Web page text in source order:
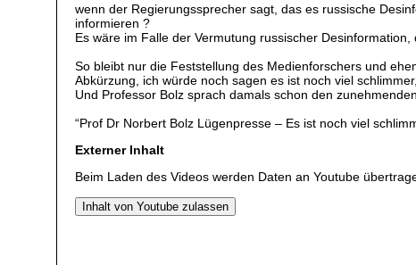
wenn der Regierungssprecher sagt, das es russische
informieren ?
Es wäre im Falle der Vermutung russischer
So bleibt nur die Feststellung des Medienforschers und
Abkürzung, ich würde noch sagen es ist noch viel
Und Professor Bolz sprach damals schon den
“Prof Dr Norbert Bolz Lügenpresse – Es ist noch viel
Externer Inhalt
Beim Laden des Videos werden Daten an Youtube
Inhalt von Youtube zulassen